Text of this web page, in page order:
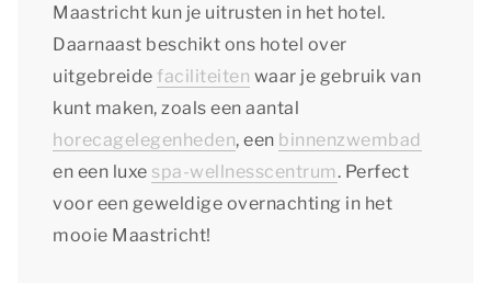
Maastricht kun je uitrusten in het hotel.
Daarnaast beschikt ons hotel over
uitgebreide faciliteiten waar je gebruik van
kunt maken, zoals een aantal
horecagelegenheden, een binnenzwembad
en een luxe spa-wellnesscentrum . Perfect
voor een geweldige overnachting in het
mooie Maastricht!